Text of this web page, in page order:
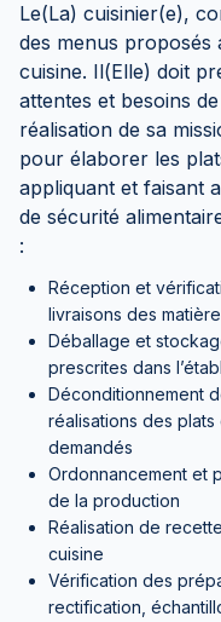
Le(La) cuisinier(e),
des menus proposés
cuisine. Il(Elle) doit
attentes et besoins
réalisation de sa
pour élaborer les
appliquant et faisant
de sécurité
:
Réception et
livraisons des
Déballage et
prescrites dans
Déconditionnement
réalisations des
demandés
Ordonnancement et
de la production
Réalisation de
cuisine
Vérification des
rectification,